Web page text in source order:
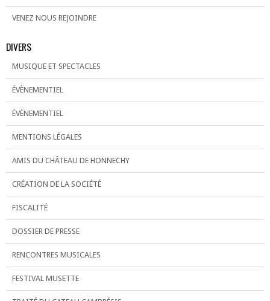
VENEZ NOUS REJOINDRE
DIVERS
MUSIQUE ET SPECTACLES
ÉVÈNEMENTIEL
ÉVÈNEMENTIEL
MENTIONS LÉGALES
AMIS DU CHÂTEAU DE HONNECHY
CRÉATION DE LA SOCIÉTÉ
FISCALITÉ
DOSSIER DE PRESSE
RENCONTRES MUSICALES
FESTIVAL MUSETTE